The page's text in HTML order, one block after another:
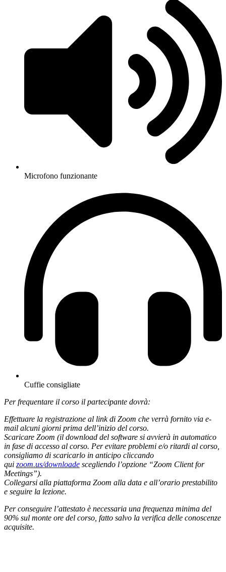
Microfono funzionante
Cuffie consigliate
Per frequentare il corso il partecipante dovrà:
Effettuare la registrazione al link di Zoom che verrà fornito via e-
mail alcuni giorni prima dell’inizio del corso.
Scaricare Zoom (il download del software si avvierà in automatico
in fase di accesso al corso. Per evitare problemi e/o ritardi al corso,
consigliamo di scaricarlo in anticipo cliccando
qui zoom.us/downloade scegliendo l’opzione “Zoom Client for
Meetings”).
Collegarsi alla piattaforma Zoom alla data e all’orario prestabilito
e seguire la lezione.
Per conseguire l’attestato è necessaria una frequenza minima del
90% sul monte ore del corso, fatto salvo la verifica delle conoscenze
acquisite.